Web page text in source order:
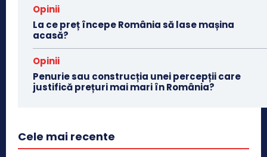
Opinii
La ce preț începe România să lase mașina
acasă?
Opinii
Penurie sau construcția unei percepții care
justifică prețuri mai mari în România?
Cele mai recente